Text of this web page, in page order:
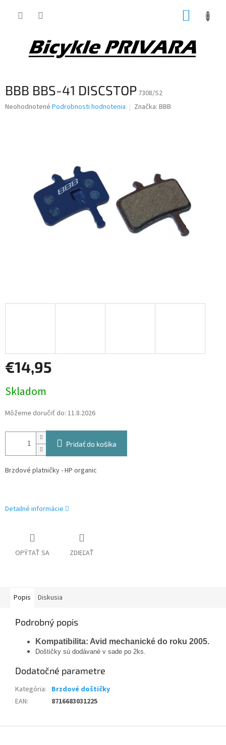
BBB BBS-41 DISCSTOP 7308/S2
Priemerné
Neohodnotené Podrobnosti hodnotenia Značka: BBB
€14,95
cena:
Skladom
Môžeme doručiť do: 11.8.2026
Pridať do košíka
Brzdové platničky - HP organic
Detailné informácie
OPÝTAŤ SA ZDIEĽAŤ
Popis Diskusia
Podrobný popis
Kompatibilita: Avid mechanické do roku 2005.
Doštičky sú dodávané v sade po 2ks.
Dodatočné parametre
Kategória: Brzdové doštičky
EAN: 8716683031225